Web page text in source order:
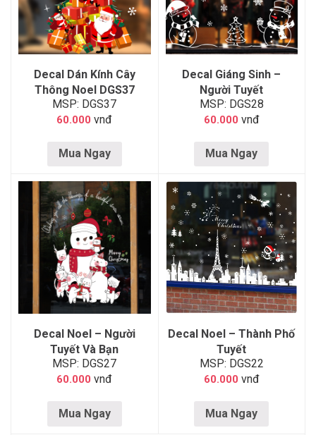
Decal Dán Kính Cây
Thông Noel DGS37
MSP: DGS37
60.000 vnđ
Mua Ngay
Decal Giáng Sinh –
Người Tuyết
MSP: DGS28
60.000 vnđ
Mua Ngay
Decal Noel – Người
Tuyết Và Bạn
MSP: DGS27
60.000 vnđ
Mua Ngay
Decal Noel – Thành Phố
Tuyết
MSP: DGS22
60.000 vnđ
Mua Ngay